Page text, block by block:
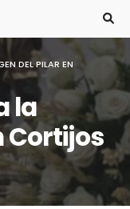
DEL PILAR EN
la
Cortijos